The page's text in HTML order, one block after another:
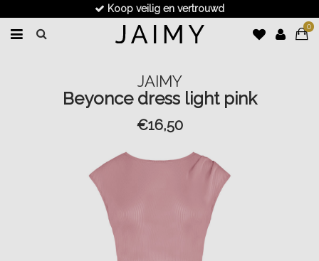
Koop veilig en vertrouwd
0
JAIMY
Beyonce dress light pink
€16,50